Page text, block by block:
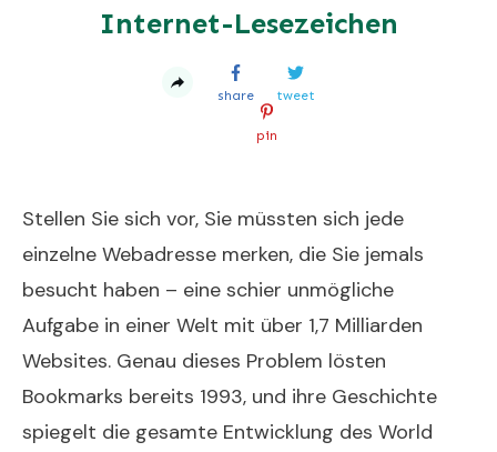
Internet-Lesezeichen
share tweet
pin
Stellen Sie sich vor, Sie müssten sich jede
einzelne Webadresse merken, die Sie jemals
besucht haben – eine schier unmögliche
Aufgabe in einer Welt mit über 1,7 Milliarden
Websites. Genau dieses Problem lösten
Bookmarks bereits 1993, und ihre Geschichte
spiegelt die gesamte Entwicklung des World